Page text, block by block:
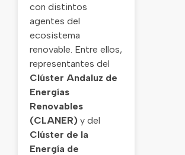
con distintos
agentes del
ecosistema
renovable. Entre ellos,
representantes del
Clúster Andaluz de
Energías
Renovables
(CLANER) y del
Clúster de la
Energía de